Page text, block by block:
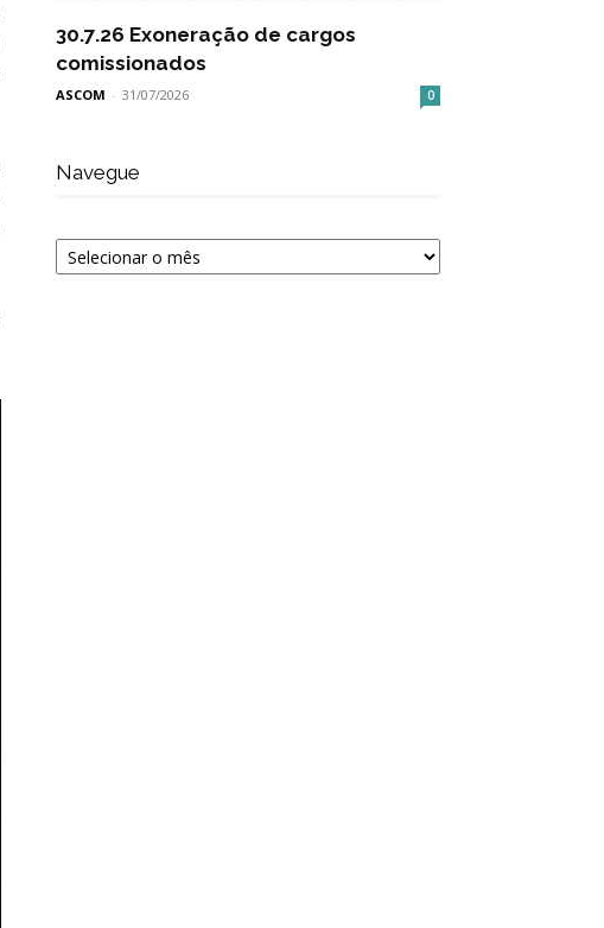
30.7.26 Exoneração de cargos
comissionados
ASCOM - 31/07/2026 0
Navegue
Navegue